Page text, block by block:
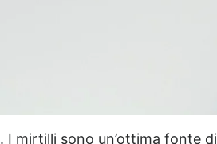
. I mirtilli sono un’ottima fonte di